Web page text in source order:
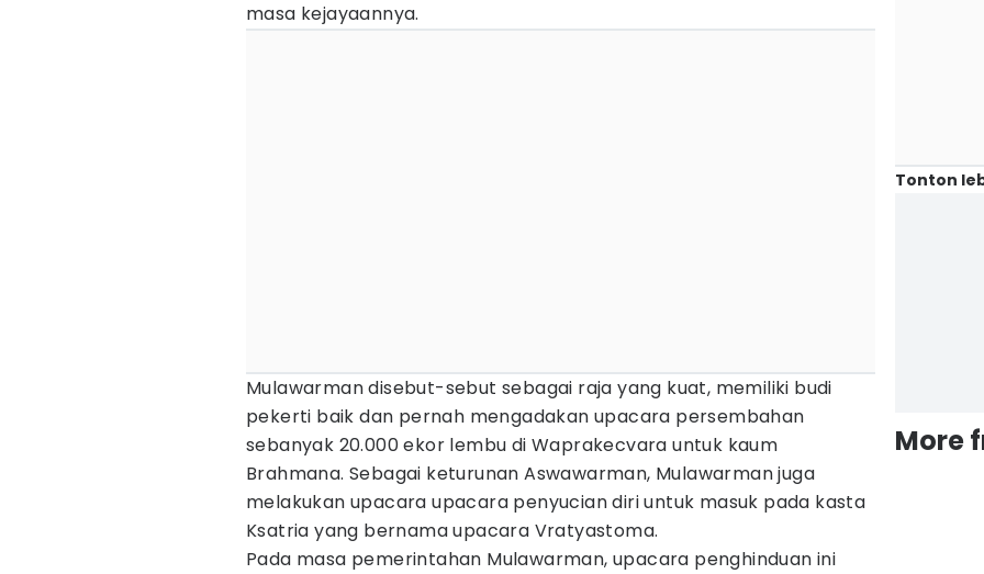
masa kejayaannya.
Mulawarman disebut-sebut sebagai raja yang kuat, memiliki budi
pekerti baik dan pernah mengadakan upacara persembahan
sebanyak 20.000 ekor lembu di Waprakecvara untuk kaum
Brahmana. Sebagai keturunan Aswawarman, Mulawarman juga
melakukan upacara upacara penyucian diri untuk masuk pada kasta
Ksatria yang bernama upacara Vratyastoma.
Pada masa pemerintahan Mulawarman, upacara penghinduan ini
Tonton
More